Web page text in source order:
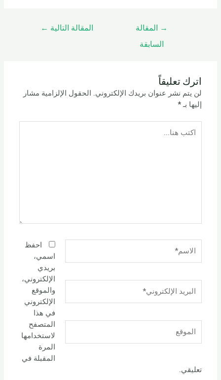
→
المقالة
السابقة
المقالة التالية ←
اترك تعليقاً
لن يتم نشر عنوان بريدك الإلكتروني. الحقول الإلزامية مشار
إليها بـ*
هنا...
الإلكتروني*
احفظ
اسمي،
بريدي
الإلكتروني،
والموقع
الإلكتروني
في هذا
المتصفح
لاستخدامها
المرة
المقبلة في
تعليقي.